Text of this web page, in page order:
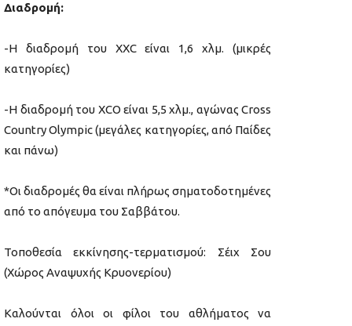
Διαδρομή:
-Η διαδρομή του XXC είναι 1,6 χλμ. (μικρές
κατηγορίες)
-Η διαδρομή του XCO είναι 5,5 χλμ., αγώνας Cross
Country Olympic (μεγάλες κατηγορίες, από Παίδες
και πάνω)
*Οι διαδρομές θα είναι πλήρως σηματοδοτημένες
από το απόγευμα του Σαββάτου.
Τοποθεσία εκκίνησης-τερματισμού: Σέιχ Σου
(Χώρος Αναψυχής Κρυονερίου)
Καλούνται όλοι οι φίλοι του αθλήματος να